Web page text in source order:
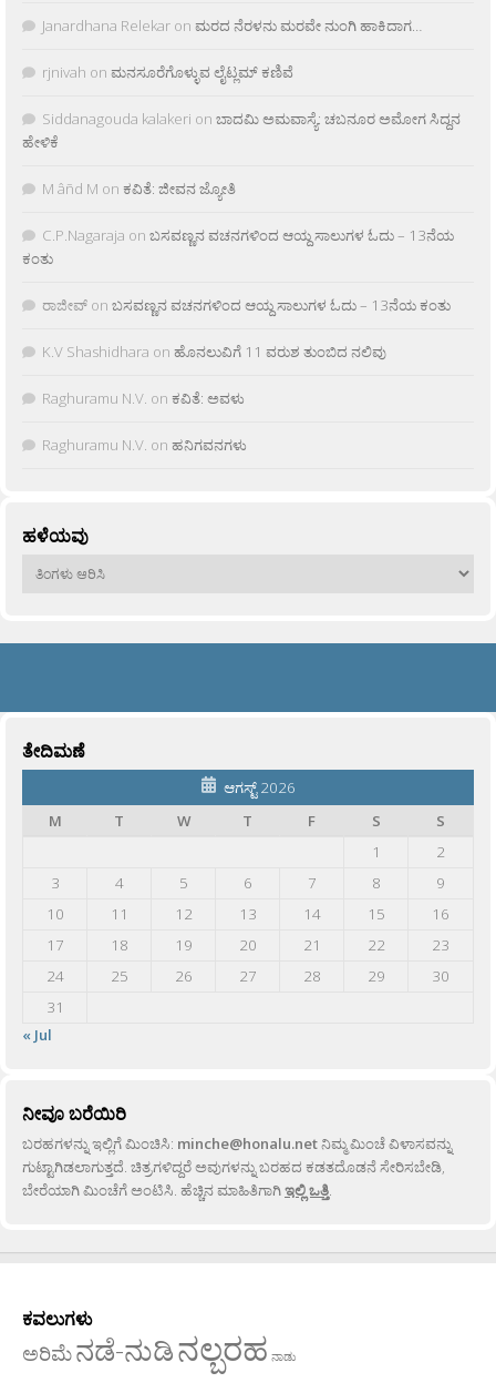
Janardhana Relekar on ಮರದ ನೆರಳನು ಮರವೇ ನುಂಗಿ ಹಾಕಿದಾಗ…
rjnivah on ಮನಸೂರೆಗೊಳ್ಳುವ ಲೈಟ್ಲಮ್ ಕಣಿವೆ
Siddanagouda kalakeri on ಬಾದಮಿ ಅಮವಾಸ್ಯೆ: ಚಬನೂರ ಅಮೋಗ ಸಿದ್ದನ
ಹೇಳಿಕೆ
M âñd M on ಕವಿತೆ: ಜೀವನ ಜ್ಯೋತಿ
C.P.Nagaraja on ಬಸವಣ್ಣನ ವಚನಗಳಿಂದ ಆಯ್ದ ಸಾಲುಗಳ ಓದು – 13ನೆಯ
ಕಂತು
ರಾಜೀವ್ on ಬಸವಣ್ಣನ ವಚನಗಳಿಂದ ಆಯ್ದ ಸಾಲುಗಳ ಓದು – 13ನೆಯ ಕಂತು
K.V Shashidhara on ಹೊನಲುವಿಗೆ 11 ವರುಶ ತುಂಬಿದ ನಲಿವು
Raghuramu N.V. on ಕವಿತೆ: ಅವಳು
Raghuramu N.V. on ಹನಿಗವನಗಳು
ಹಳೆಯವು
ಹಳೆಯವು
ತೇದಿಮಣೆ
ಆಗಸ್ಟ್ 2026
M
T W T F S
S
1
2
3
4 5 6 7 8
9
10
11 12 13 14 15
16
17
18 19 20 21 22
23
24
25 26 27 28 29
30
31
« Jul
ನೀವೂ ಬರೆಯಿರಿ
ಬರಹಗಳನ್ನು ಇಲ್ಲಿಗೆ ಮಿಂಚಿಸಿ: minche@honalu.netನಿಮ್ಮ ಮಿಂಚೆ ವಿಳಾಸವನ್ನು
ಗುಟ್ಟಾಗಿಡಲಾಗುತ್ತದೆ. ಚಿತ್ರಗಳಿದ್ದರೆ ಅವುಗಳನ್ನು ಬರಹದ ಕಡತದೊಡನೆ ಸೇರಿಸಬೇಡಿ,
ಬೇರೆಯಾಗಿ ಮಿಂಚೆಗೆ ಅಂಟಿಸಿ. ಹೆಚ್ಚಿನ ಮಾಹಿತಿಗಾಗಿಇಲ್ಲಿ ಒತ್ತಿ.
ಕವಲುಗಳು
ಅರಿಮೆನಡೆ-ನುಡಿನಲ್ಬರಹ ನಾಡು